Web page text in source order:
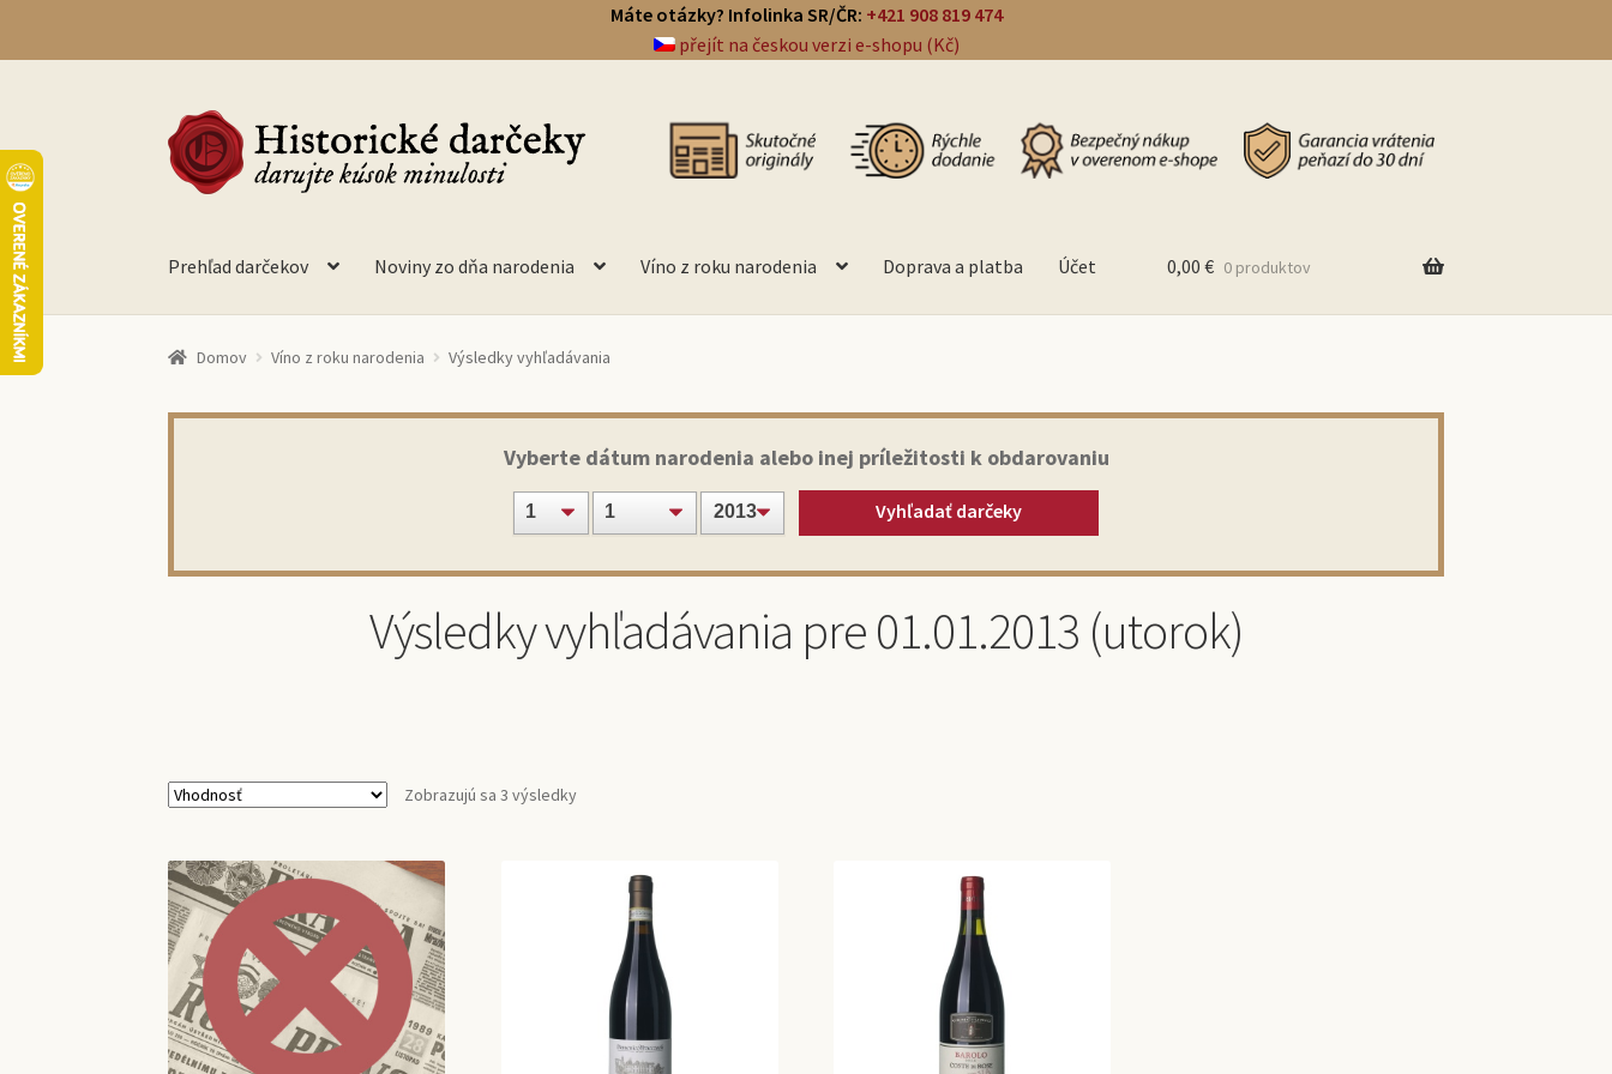
Máte otázky? Infolinka SR/ČR: +421 908 819 474
přejít na českou verzi e-shopu (Kč)
Preskočiť
na
navigáciu
Preskočiť
na
obsah
Prehľad darčekov Noviny zo dňa narodenia Víno z roku narodenia Doprava a platba Účet 0,00 € 0 produktov
Domov Víno z roku narodenia Výsledky vyhľadávania
Vyberte dátum narodenia alebo inej príležitosti k obdarovaniu
Vyhľadať darčeky
Výsledky vyhľadávania pre 01.01.2013 (utorok)
Zobrazujú sa 3 výsledky